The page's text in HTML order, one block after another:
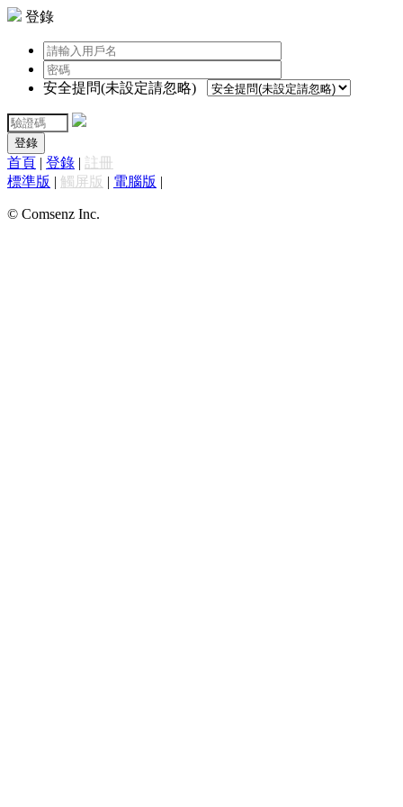
登錄
安全提問(未設定請忽略)
登錄
首頁 | 登錄 | 註冊
標準版 | 觸屏版 | 電腦版 |
© Comsenz Inc.